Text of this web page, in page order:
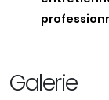
Galerie